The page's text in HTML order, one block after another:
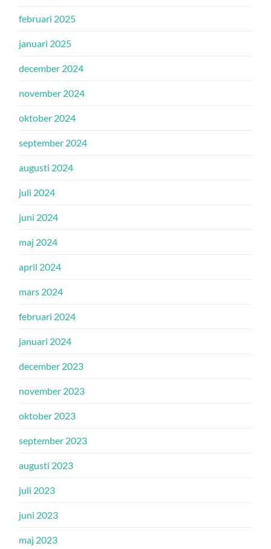
februari 2025
januari 2025
december 2024
november 2024
oktober 2024
september 2024
augusti 2024
juli 2024
juni 2024
maj 2024
april 2024
mars 2024
februari 2024
januari 2024
december 2023
november 2023
oktober 2023
september 2023
augusti 2023
juli 2023
juni 2023
maj 2023